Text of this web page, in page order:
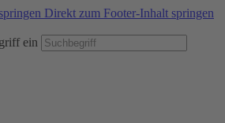
Direkt zum Footer-Inhalt springen
ein